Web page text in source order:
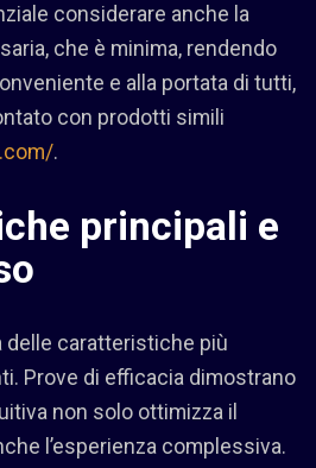
considerare anche la
che è minima, rendendo
e alla portata di tutti,
con prodotti simili
.
principali e
delle caratteristiche più
Prove di efficacia dimostrano
non solo ottimizza il
l’esperienza complessiva.